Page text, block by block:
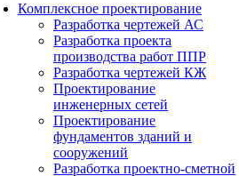
Комплексное проектирование
Разработка чертежей АС
Разработка проекта
производства работ ППР
Разработка чертежей КЖ
Проектирование
инженерных сетей
Проектирование
фундаментов зданий и
сооружений
Разработка проектно-сметной